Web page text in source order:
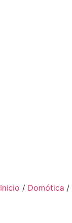
Inicio / Domótica /